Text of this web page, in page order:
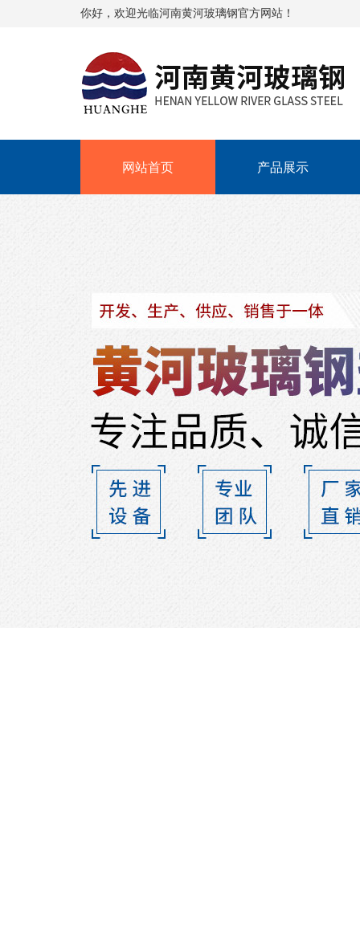
你好，欢迎光临河南黄河玻璃钢官方网站！
网站首页 产品展示